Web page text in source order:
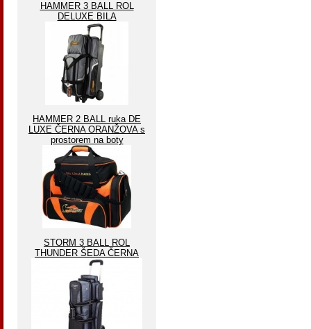
HAMMER 3 BALL ROL
DELUXE BILA
HAMMER 2 BALL ruka DE
LUXE ČERNA ORANŽOVA s
prostorem na boty
STORM 3 BALL ROL
THUNDER ŠEDA ČERNA